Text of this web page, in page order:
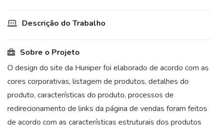
Descrição do Trabalho
Sobre o Projeto
O design do site da Huniper foi elaborado de acordo com as
cores corporativas, listagem de produtos, detalhes do
produto, características do produto, processos de
redirecionamento de links da página de vendas foram feitos
de acordo com as características estruturais dos produtos